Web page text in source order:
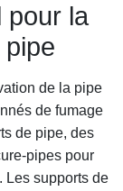
pour la
de la pipe
de fumage
de pipe, des
pipes pour
Les supports de